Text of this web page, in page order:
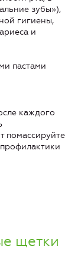
зубы»),
гигиены,
и
пастами
каждого
помассируйте
щетки